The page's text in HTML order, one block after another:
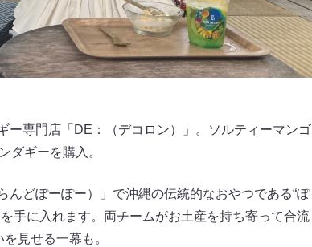
ー専門店「DE：（デコロン）」。ソルティーマンゴ
ダギーを購入。
んどぽーぽー）」で沖縄の伝統的なおやつである“ぽ
手に入れます。両チームがお土産を持ち寄って合流
見せる一幕も。